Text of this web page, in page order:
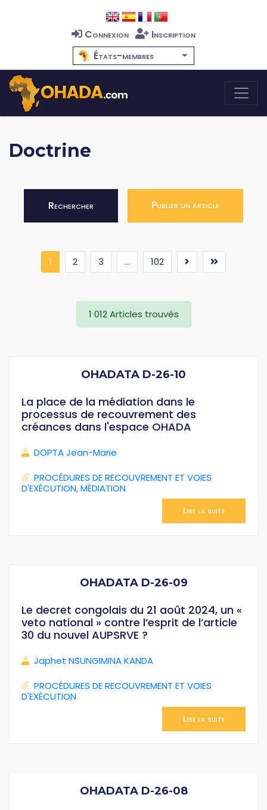
Connexion
Inscription
États-membres
Doctrine
Rechercher Publier un article
1 (current)
2 3 ... 102
1 012 Articles trouvés
OHADATA D-26-10
La place de la médiation dans le
processus de recouvrement des
créances dans l'espace OHADA
DOPTA Jean-Marie
PROCÉDURES DE RECOUVREMENT ET VOIES
D'EXÉCUTION,MÉDIATION
Lire la suite
OHADATA D-26-09
Le decret congolais du 21 août 2024, un «
veto national » contre l’esprit de l’article
30 du nouvel AUPSRVE ?
Japhet NSUNGIMINA KANDA
PROCÉDURES DE RECOUVREMENT ET VOIES
D'EXÉCUTION
Lire la suite
OHADATA D-26-08